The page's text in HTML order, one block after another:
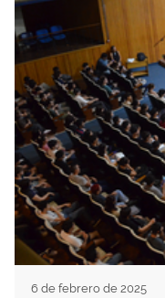
6 de febrero de 2025